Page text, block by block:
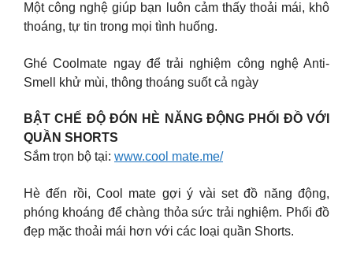
Một công nghệ giúp bạn luôn cảm thấy thoải mái, khô
thoáng, tự tin trong mọi tình huống.
Ghé Coolmate ngay để trải nghiệm công nghệ Anti-
Smell khử mùi, thông thoáng suốt cả ngày
BẬT CHẾ ĐỘ ĐÓN HÈ NĂNG ĐỘNG PHỐI ĐỒ VỚI
QUẦN SHORTS
Sắm trọn bộ tại: www.cool mate.me/
Hè đến rồi, Cool mate gợi ý vài set đồ năng động,
phóng khoáng để chàng thỏa sức trải nghiệm. Phối đồ
đẹp mặc thoải mái hơn với các loại quần Shorts.